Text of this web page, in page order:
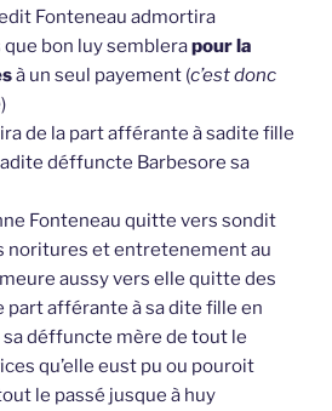
Fonteneau admortira
bon luy semblerapour la
à un seul payement (c’est donc
)
de la part afférante à sadite fille
déffuncte Barbesore sa
Fonteneau quitte vers sondit
noritures et entretenement au
aussy vers elle quitte des
part afférante à sa dite fille en
déffuncte mère de tout le
qu’elle eust pu ou pouroit
le passé jusque à huy